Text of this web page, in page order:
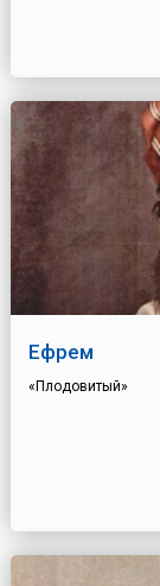
Ефрем
«Плодовитый»